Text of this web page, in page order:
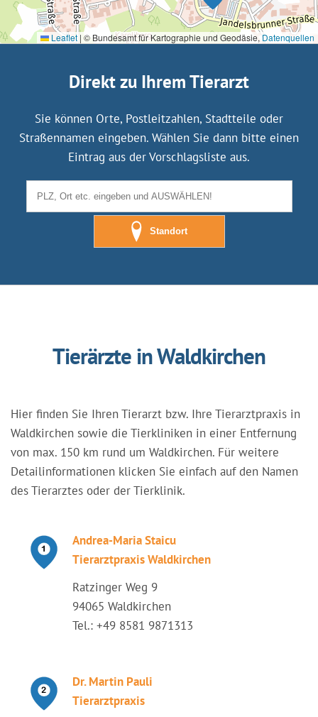
Leaflet | © Bundesamt für Kartographie und Geodäsie, Datenquellen
Direkt zu Ihrem Tierarzt
Sie können Orte, Postleitzahlen, Stadtteile oder
Straßennamen eingeben. Wählen Sie dann bitte einen
Eintrag aus der Vorschlagsliste aus.
Standort
Tierärzte in Waldkirchen
Hier finden Sie Ihren Tierarzt bzw. Ihre Tierarztpraxis in
Waldkirchen sowie die Tierkliniken in einer Entfernung
von max. 150 km rund um Waldkirchen. Für weitere
Detailinformationen klicken Sie einfach auf den Namen
des Tierarztes oder der Tierklinik.
Andrea-Maria Staicu
Tierarztpraxis Waldkirchen
Ratzinger Weg 9
94065 Waldkirchen
Tel.: +49 8581 9871313
Dr. Martin Pauli
Tierarztpraxis